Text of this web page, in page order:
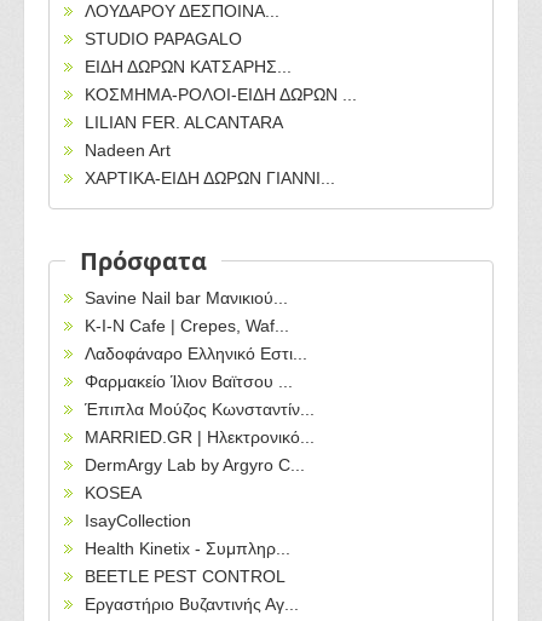
ΛΟΥΔΑΡΟΥ ΔΕΣΠΟΙΝΑ...
STUDIO PAPAGALO
ΕΙΔΗ ΔΩΡΩΝ ΚΑΤΣΑΡΗΣ...
ΚΟΣΜΗΜΑ-ΡΟΛΟΙ-ΕΙΔΗ ΔΩΡΩΝ ...
LILIAN FER. ALCANTARA
Nadeen Art
ΧΑΡΤΙΚΑ-ΕΙΔΗ ΔΩΡΩΝ ΓΙΑΝΝΙ...
Πρόσφατα
Savine Nail bar Μανικιού...
Κ-Ι-Ν Cafe | Crepes, Waf...
Λαδοφάναρο Ελληνικό Εστι...
Φαρμακείο Ίλιον Βαϊτσου ...
Έπιπλα Μούζος Κωνσταντίν...
MARRIED.GR | Ηλεκτρονικό...
DermArgy Lab by Argyro C...
KOSEA
IsayCollection
Health Kinetix - Συμπληρ...
BEETLE PEST CONTROL
Εργαστήριο Βυζαντινής Αγ...